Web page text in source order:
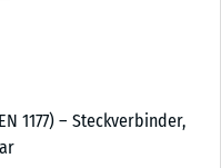
1177) – Steckverbinder,